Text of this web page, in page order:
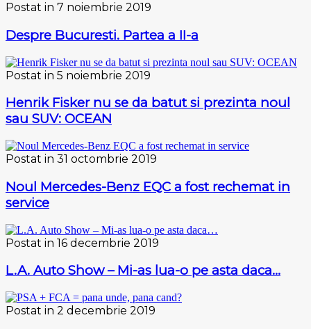
Postat in 7 noiembrie 2019
Despre Bucuresti. Partea a II-a
Postat in 5 noiembrie 2019
Henrik Fisker nu se da batut si prezinta noul
sau SUV: OCEAN
Postat in 31 octombrie 2019
Noul Mercedes-Benz EQC a fost rechemat in
service
Postat in 16 decembrie 2019
L.A. Auto Show – Mi-as lua-o pe asta daca…
Postat in 2 decembrie 2019